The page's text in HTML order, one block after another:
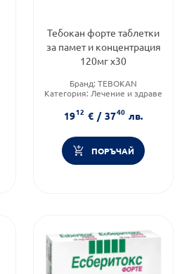
Тебокан форте таблетки
за памет и концентрация
120мг х30
Бранд: TEBOKAN
Категория: Лечение и здраве
1912 € / 3740 лв.
ПОРЪЧАЙ